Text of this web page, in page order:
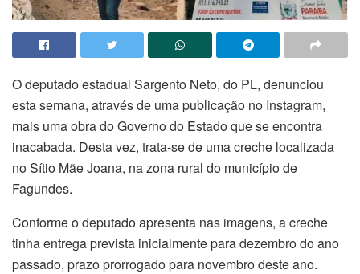
O deputado estadual Sargento Neto, do PL, denunciou
esta semana, através de uma publicação no Instagram,
mais uma obra do Governo do Estado que se encontra
inacabada. Desta vez, trata-se de uma creche localizada
no Sítio Mãe Joana, na zona rural do município de
Fagundes.
Conforme o deputado apresenta nas imagens, a creche
tinha entrega prevista inicialmente para dezembro do ano
passado, prazo prorrogado para novembro deste ano.